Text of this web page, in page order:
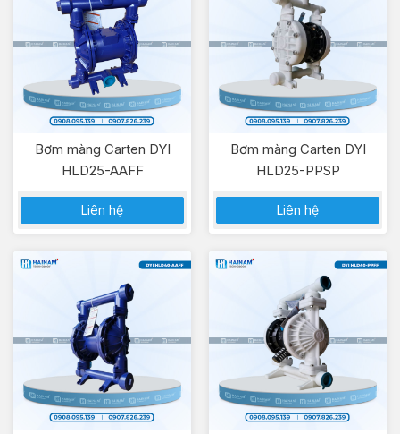
Bơm màng Carten DYI
HLD25-AAFF
Liên hệ
Bơm màng Carten DYI
HLD25-PPSP
Liên hệ